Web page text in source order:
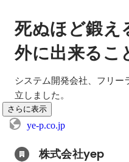
死ぬほど鍛え
外に出来るこ
システム開発会社、フリー
立しました。
さらに表示
ye-p.co.jp
株式会社yep